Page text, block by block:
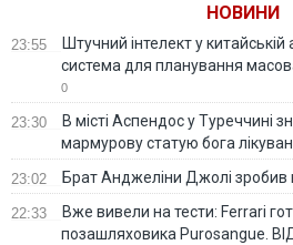
НОВИНИ
23:55
Штучний інтелект у
система для планування
0
23:30
В місті Аспендос у Туреччині
мармурову статую бога
23:02 Брат Анджеліни Джолі зробив
22:33
Вже вивели на тести: Ferrari
позашляховика Purosangue.